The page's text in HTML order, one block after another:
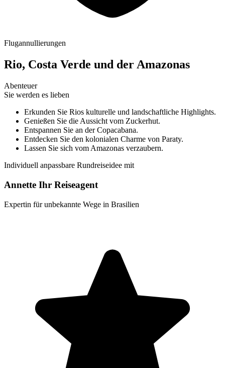
Flugannullierungen
Rio, Costa Verde und der Amazonas
Abenteuer
Sie werden es lieben
Erkunden Sie Rios kulturelle und landschaftliche Highlights.
Genießen Sie die Aussicht vom Zuckerhut.
Entspannen Sie an der Copacabana.
Entdecken Sie den kolonialen Charme von Paraty.
Lassen Sie sich vom Amazonas verzaubern.
Individuell anpassbare Rundreiseidee mit
Annette Ihr Reiseagent
Expertin für unbekannte Wege in Brasilien